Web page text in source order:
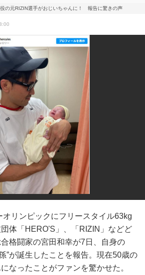
の元RIZIN選手がおじいちゃんに！ 報告に驚きの声
リンピックにフリースタイル63kg
体「HERO'S」、「RIZIN」などど
格闘家の宮田和幸が7日、自身の
”が誕生したことを報告。現在50歳の
なったことがファンを驚かせた。